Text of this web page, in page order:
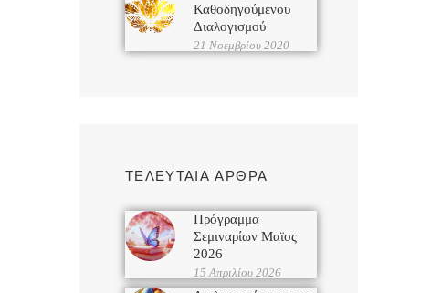
Καθοδηγούμενου
Διαλογισμού
21 Νοεμβρίου 2020
ΤΕΛΕΥΤΑΙΑ ΑΡΘΡΑ
Πρόγραμμα
Σεμιναρίων Μαϊος
2026
15 Απριλίου 2026